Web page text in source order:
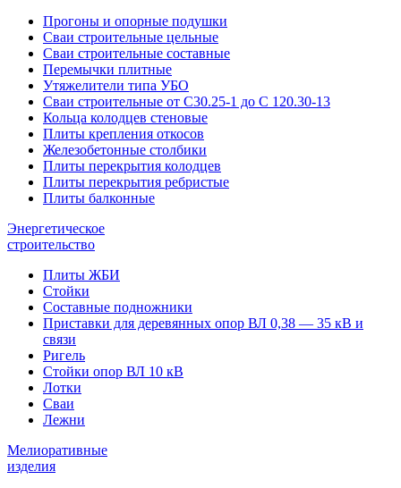
Прогоны и опорные подушки
Сваи строительные цельные
Сваи строительные составные
Перемычки плитные
Утяжелители типа УБО
Сваи строительные от С30.25-1 до С 120.30-13
Кольца колодцев стеновые
Плиты крепления откосов
Железобетонные столбики
Плиты перекрытия колодцев
Плиты перекрытия ребристые
Плиты балконные
Энергетическое
строительство
Плиты ЖБИ
Стойки
Составные подножники
Приставки для деревянных опор ВЛ 0,38 — 35 кВ и
связи
Ригель
Стойки опор ВЛ 10 кВ
Лотки
Сваи
Лежни
Мелиоративные
изделия